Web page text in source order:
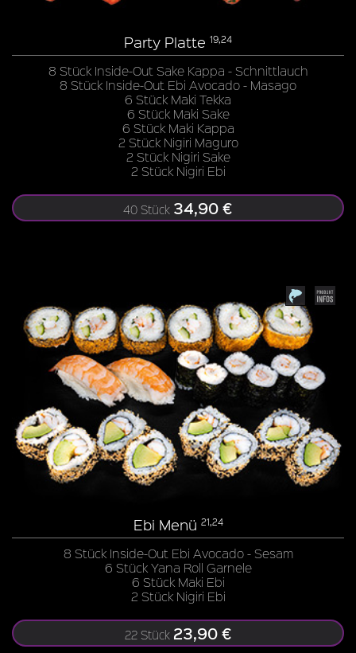
Party Platte 19,24
8 Stück Inside-Out Sake Kappa - Schnittlauch
8 Stück Inside-Out Ebi Avocado - Masago
6 Stück Maki Tekka
6 Stück Maki Sake
6 Stück Maki Kappa
2 Stück Nigiri Maguro
2 Stück Nigiri Sake
2 Stück Nigiri Ebi
40 Stück 34,90 €
Ebi Menü 21,24
8 Stück Inside-Out Ebi Avocado - Sesam
6 Stück Yana Roll Garnele
6 Stück Maki Ebi
2 Stück Nigiri Ebi
22 Stück 23,90 €